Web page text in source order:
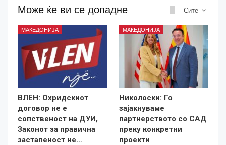
Сите
Може ќе ви се допадне
МАКЕДОНИЈА
ВЛЕН: Охридскиот
договор не е
сопственост на ДУИ,
Законот за правична
застапеност не…
МАКЕДОНИЈА
Николоски: Го
зајакнуваме
партнерството со САД
преку конкретни
проекти